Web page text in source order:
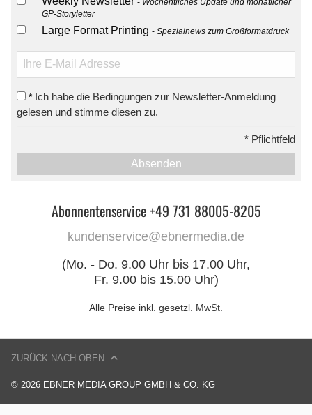
GP-Storyletter
Large Format Printing Spezialnews zum Großformatdruck
* Ich habe die Bedingungen zur Newsletter-Anmeldung
gelesen und stimme diesen zu.
* Pflichtfeld
Absenden
Abonnentenservice +49 731 88005-8205
kundenservice@ebnermedia.de
(Mo. - Do. 9.00 Uhr bis 17.00 Uhr,
Fr. 9.00 bis 15.00 Uhr)
Alle Preise inkl. gesetzl. MwSt.
© 2026 EBNER MEDIA GROUP GMBH & CO. KG
ZURÜCK NACH OBEN